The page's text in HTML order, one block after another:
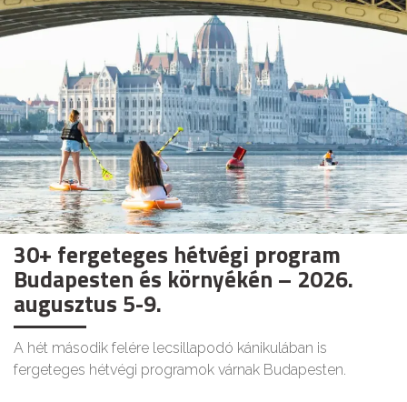
30+ fergeteges hétvégi program
Budapesten és környékén – 2026.
augusztus 5-9.
A hét második felére lecsillapodó kánikulában is
fergeteges hétvégi programok várnak Budapesten.